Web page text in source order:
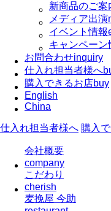
新商品のご案
メディア出演
イベント情報
キャンペーン
お問合わせinquiry
仕入れ担当者様へ
購入できるお店buy
English
China
仕入れ担当者様へ 購入
会社概要
company
こだわり
cherish
麦挽屋 今助